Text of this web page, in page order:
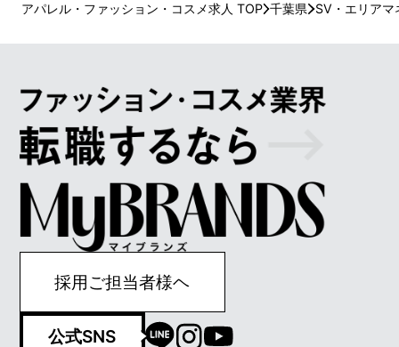
アパレル・ファッション・コスメ求人 TOP 千葉県 SV・エリアマ
採用ご担当者様ヘ
公式SNS